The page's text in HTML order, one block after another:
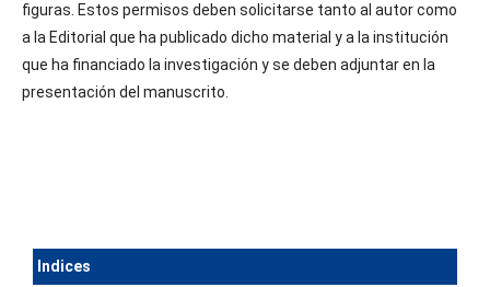
figuras. Estos permisos deben solicitarse tanto al autor como
a la Editorial que ha publicado dicho material y a la institución
que ha financiado la investigación y se deben adjuntar en la
presentación del manuscrito.
Ind ices